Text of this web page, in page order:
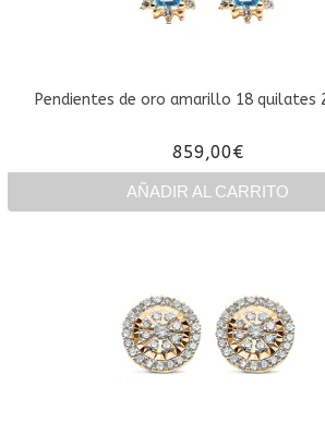
Pendientes de oro amarillo 18 quilates
859,00€
AÑADIR AL CARRITO